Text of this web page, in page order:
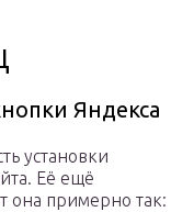
Яндекса
установки
Её ещё
она примерно так: